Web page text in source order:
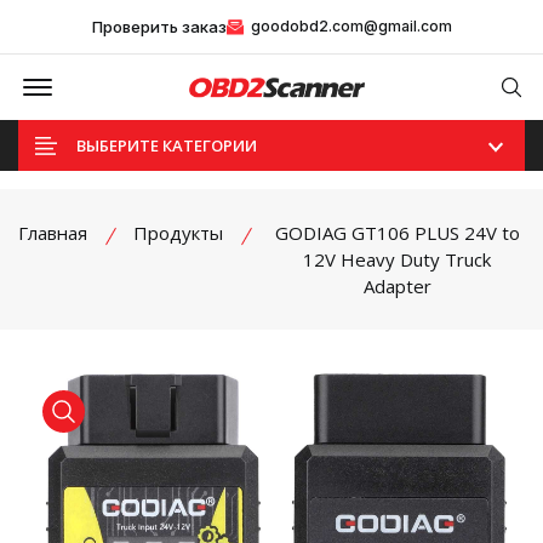
Проверить заказ goodobd2.com@gmail.com
Offcanvas Menu Open
ВЫБЕРИТЕ КАТЕГОРИИ
Главная Продукты
GODIAG GT106 PLUS 24V to
12V Heavy Duty Truck
Adapter
product view